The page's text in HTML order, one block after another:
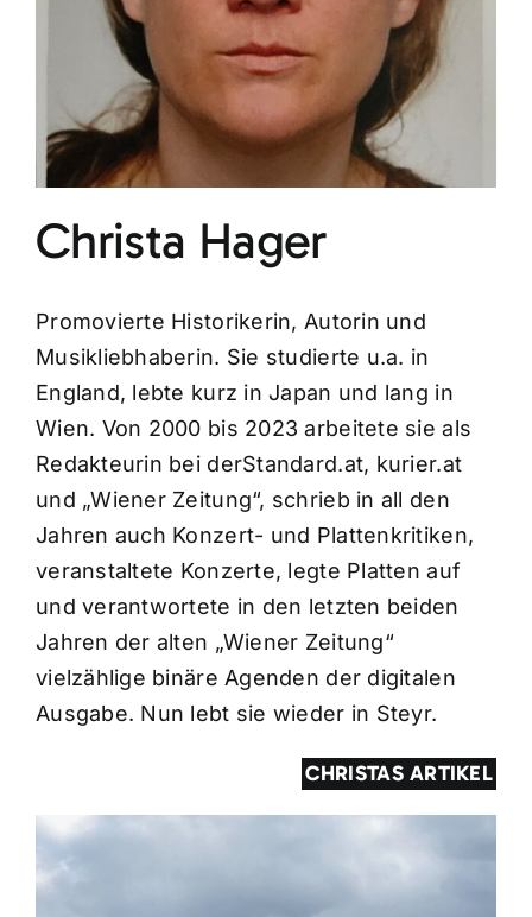
Christa Hager
Promovierte Historikerin, Autorin und
Musikliebhaberin. Sie studierte u.a. in
England, lebte kurz in Japan und lang in
Wien. Von 2000 bis 2023 arbeitete sie als
Redakteurin bei derStandard.at, kurier.at
und „Wiener Zeitung“, schrieb in all den
Jahren auch Konzert- und Plattenkritiken,
veranstaltete Konzerte, legte Platten auf
und verantwortete in den letzten beiden
Jahren der alten „Wiener Zeitung“
vielzählige binäre Agenden der digitalen
Ausgabe. Nun lebt sie wieder in Steyr.
CHRISTAS ARTIKEL